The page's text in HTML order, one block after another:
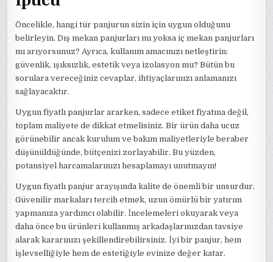
Öncelikle, hangi tür panjurun sizin için uygun olduğunu
belirleyin. Dış mekan panjurları mı yoksa iç mekan panjurları
mı arıyorsunuz? Ayrıca, kullanım amacınızı netleştirin:
güvenlik, ışıksızlık, estetik veya izolasyon mu? Bütün bu
sorulara vereceğiniz cevaplar, ihtiyaçlarınızı anlamanızı
sağlayacaktır.
Uygun fiyatlı panjurlar ararken, sadece etiket fiyatına değil,
toplam maliyete de dikkat etmelisiniz. Bir ürün daha ucuz
görünebilir ancak kurulum ve bakım maliyetleriyle beraber
düşünüldüğünde, bütçenizi zorlayabilir. Bu yüzden,
potansiyel harcamalarınızı hesaplamayı unutmayın!
Uygun fiyatlı panjur arayışında kalite de önemli bir unsurdur.
Güvenilir markaları tercih etmek, uzun ömürlü bir yatırım
yapmanıza yardımcı olabilir. İncelemeleri okuyarak veya
daha önce bu ürünleri kullanmış arkadaşlarınızdan tavsiye
alarak kararınızı şekillendirebilirsiniz. İyi bir panjur, hem
işlevselliğiyle hem de estetiğiyle evinize değer katar.